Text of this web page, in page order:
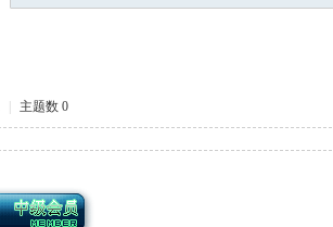
主题数 0